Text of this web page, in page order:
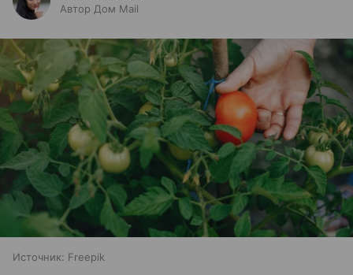
Автор Дом Mail
Источник: Freepik